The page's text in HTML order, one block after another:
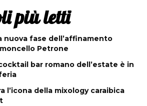
più letti
nuova fase dell’affinamento
Petrone
bar romano dell’estate è in
l’icona della mixology caraibica